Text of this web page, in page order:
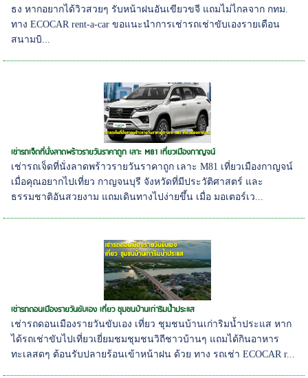
ธง หากอยากได้วิวสวยๆ รับหน้าฝนอันเขียวขจี แถมไม่ไกลจาก กทม.
ทาง ECOCAR rent-a-car ขอแนะนำการเช่ารถเช่าขับเองรายเดือน
สนามบิ...
เช่ารถเจ็ดที่นั่งลาดพร้าวรายวันราคาถูก เลาะ M81 เที่ยวเมืองกาญจน์
เช่ารถเจ็ดที่นั่งลาดพร้าวรายวันราคาถูก เลาะ M81 เที่ยวเมืองกาญจน์
เมื่อคุณอยากไปเที่ยว กาญจนบุรี จังหวัดที่มีประวัติศาสตร์ และ
ธรรมชาติอันสวยงาม แถมเดินทางไปง่ายขึ้น เมื่อ มอเตอร์เว...
เช่ารถดอนเมืองรายวันขับเอง เที่ยว ชุมชนบ้านเก่าริมน้ำประแส
เช่ารถดอนเมืองรายวันขับเอง เที่ยว ชุมชนบ้านเก่าริมน้ำประแส หาก
ได้รถเช่าขับไปเที่ยวเยี่ยมชมชุมชนวิถีชาวบ้านๆ แถมได้กินอาหาร
ทะเลสดๆ ต้อนรับปลายร้อนเข้าหน้าฝน ด้วย ทาง รถเช่า ECOCAR r...